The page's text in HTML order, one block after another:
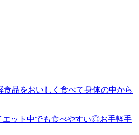
食品をおいしく食べて身体の中から
エット中でも食べやすい◎お手軽手